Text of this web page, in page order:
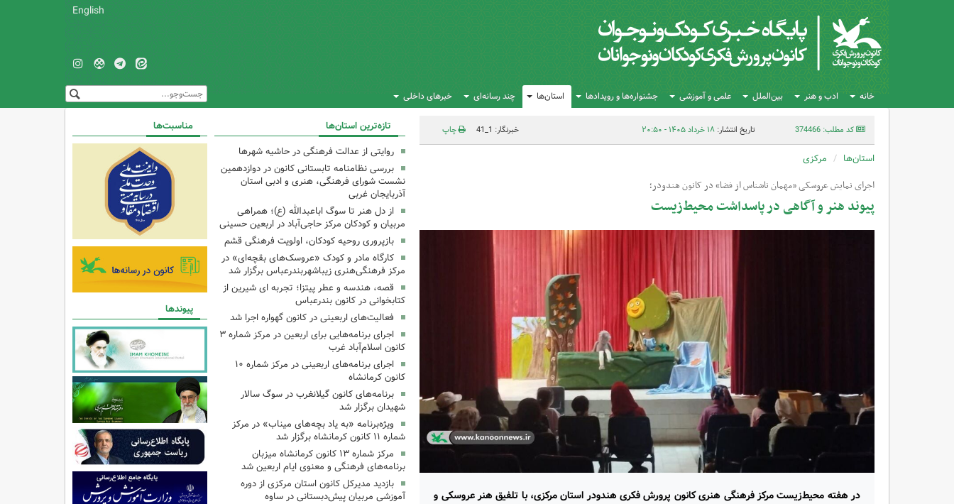
English
خانه ادب و هنر بین‌الملل علمی و آموزشی جشنواره‌ها و رویدادها استان‌ها چند رسانه‌ای خبرهای داخلی
کد مطلب: 374466 تاریخ انتشار:۱۸ خرداد ۱۴۰۵ - ۲۰:۵۰ خبرنگار: 1_41 چاپ
استان‌ها مرکزی
اجرای نمایش عروسکی «مهمان ناشناس از فضا» در کانون هندودر؛
پیوند هنر و آگاهی در پاسداشت محیط‌زیست
در هفته محیط‌زیست مرکز فرهنگی هنری کانون پرورش فکری هندودر استان مرکزی، با تلفیق هنر عروسکی و
تازه‌ترین استان‌ها
روایتی از عدالت فرهنگی در حاشیه شهرها
بررسی نظامنامه تابستانی کانون در دوازدهمین
نشست شورای فرهنگی، هنری و ادبی استان
آذربایجان غربی
از دل هنر تا سوگ اباعبدالله (ع)؛ همراهی
مربیان و کودکان مرکز حاجی‌آباد در اربعین حسینی
بازپروری روحیه کودکان، اولویت فرهنگی قشم
کارگاه مادر و کودک «عروسک‌های بقچه‌ای» در
مرکز فرهنگی‌هنری زیباشهربندرعباس برگزار شد
قصه، هندسه و عطر پیتزا؛ تجربه ای شیرین از
کتابخوانی در کانون بندرعباس
فعالیت‌های اربعینی در کانون گهواره اجرا شد
اجرای برنامه‌هایی برای اربعین در مرکز شماره ۳
کانون اسلام‌آباد غرب
اجرای برنامه‌های اربعینی در مرکز شماره ۱۰
کانون کرمانشاه
برنامه‌های کانون گیلانغرب در سوگ سالار
شهیدان برگزار شد
ویژه‌برنامه «به یاد بچه‌های میناب» در مرکز
شماره ۱۱ کانون کرمانشاه برگزار شد
مرکز شماره ۱۳ کانون کرمانشاه میزبان
برنامه‌های فرهنگی و معنوی ایام اربعین شد
بازدید مدیرکل کانون استان مرکزی از دوره
آموزشی مربیان پیش‌دبستانی در ساوه
مناسبت‌ها
پیوندها